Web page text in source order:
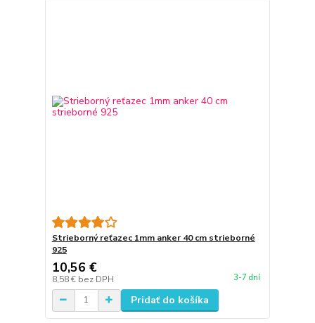
Strieborný reťazec 1mm anker 40 cm strieborné
925
10,56 €
8,58 € bez DPH 3-7 dní
Pridať do košíka